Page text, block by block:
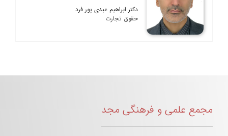
دکتر ابراهیم عبدی پور فرد
حقوق تجارت
مجمع علمی و فرهنگی مجد